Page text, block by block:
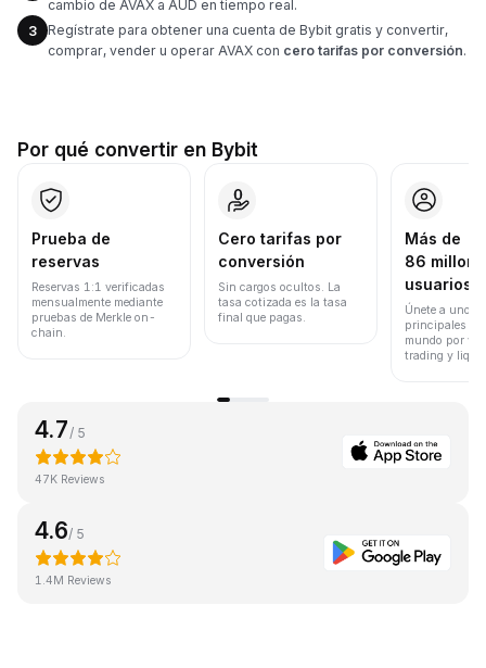
cambio de AVAX a AUD en tiempo real.
3
Regístrate para obtener una cuenta de Bybit gratis y convertir,
comprar, vender u operar AVAX con cero tarifas por conversión.
Por qué convertir en Bybit
Prueba de
reservas
Reservas 1:1 verificadas
mensualmente mediante
pruebas de Merkle on-
chain.
Cero tarifas por
conversión
Sin cargos ocultos. La
tasa cotizada es la tasa
final que pagas.
Más de
86
usuarios
Únete a uno
principales
mundo por
trading y
4.7 / 5
47K Reviews
4.6/ 5
1.4M Reviews